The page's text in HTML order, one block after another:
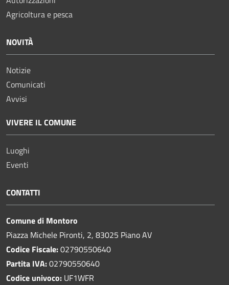
Agricoltura e pesca
NOVITÀ
Notizie
Comunicati
Avvisi
VIVERE IL COMUNE
Luoghi
Eventi
CONTATTI
Comune di Montoro
Piazza Michele Pironti, 2, 83025 Piano AV
Codice Fiscale:02790550640
Partita IVA:02790550640
Codice univoco: UF1WFR